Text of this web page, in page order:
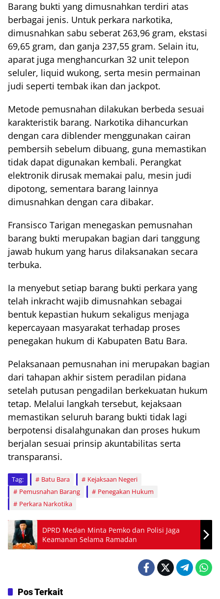
Barang bukti yang dimusnahkan terdiri atas
berbagai jenis. Untuk perkara narkotika,
dimusnahkan sabu seberat 263,96 gram, ekstasi
69,65 gram, dan ganja 237,55 gram. Selain itu,
aparat juga menghancurkan 32 unit telepon
seluler, liquid wukong, serta mesin permainan
judi seperti tembak ikan dan jackpot.
Metode pemusnahan dilakukan berbeda sesuai
karakteristik barang. Narkotika dihancurkan
dengan cara diblender menggunakan cairan
pembersih sebelum dibuang, guna memastikan
tidak dapat digunakan kembali. Perangkat
elektronik dirusak memakai palu, mesin judi
dipotong, sementara barang lainnya
dimusnahkan dengan cara dibakar.
Fransisco Tarigan menegaskan pemusnahan
barang bukti merupakan bagian dari tanggung
jawab hukum yang harus dilaksanakan secara
terbuka.
Ia menyebut setiap barang bukti perkara yang
telah inkracht wajib dimusnahkan sebagai
bentuk kepastian hukum sekaligus menjaga
kepercayaan masyarakat terhadap proses
penegakan hukum di Kabupaten Batu Bara.
Pelaksanaan pemusnahan ini merupakan bagian
dari tahapan akhir sistem peradilan pidana
setelah putusan pengadilan berkekuatan hukum
tetap. Melalui langkah tersebut, kejaksaan
memastikan seluruh barang bukti tidak lagi
berpotensi disalahgunakan dan proses hukum
berjalan sesuai prinsip akuntabilitas serta
transparansi.
Tag: Batu Bara
Kejaksaan Negeri
Pemusnahan Barang
Penegakan Hukum
Perkara Narkotika
DPRD Medan Minta Pemko dan Polisi Jaga
Keamanan Selama Ramadan
Pos Terkait